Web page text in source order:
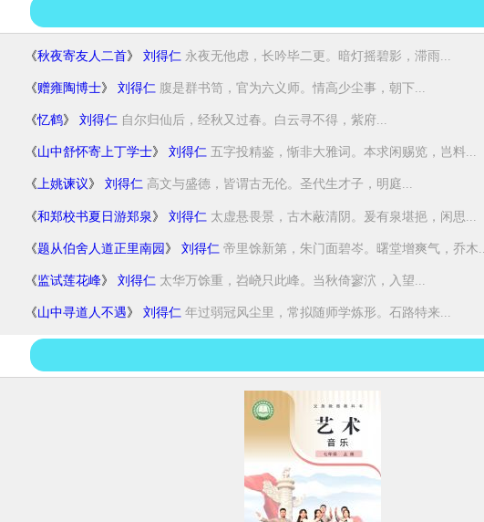
《秋夜寄友人二首》 刘得仁 永夜无他虑，长吟毕二更。暗灯摇碧影，滞雨...
《赠雍陶博士》 刘得仁 腹是群书笥，官为六义师。情高少尘事，朝下...
《忆鹤》 刘得仁 自尔归仙后，经秋又过春。白云寻不得，紫府...
《山中舒怀寄上丁学士》 刘得仁 五字投精鉴，惭非大雅词。本求闲赐览，岂料...
《上姚谏议》 刘得仁 高文与盛德，皆谓古无伦。圣代生才子，明庭...
《和郑校书夏日游郑泉 》 刘得仁 太虚悬畏景，古木蔽清阴。爰有泉堪挹，闲思...
《题从伯舍人道正里南园 》 刘得仁 帝里馀新第，朱门面碧岑。曙堂增爽气，乔木...
《监试莲花峰》 刘得仁 太华万馀重，岧峣只此峰。当秋倚寥泬，入望...
《山中寻道人不遇》 刘得仁 年过弱冠风尘里，常拟随师学炼形。石路特来...